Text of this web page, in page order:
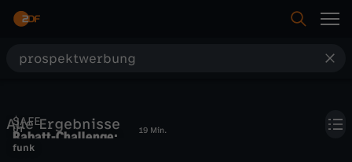
c
Alle Ergebnisse
$AFE
Rabatt-Challenge:
Einkaufen für (fast)
funk
UT 19 Min.